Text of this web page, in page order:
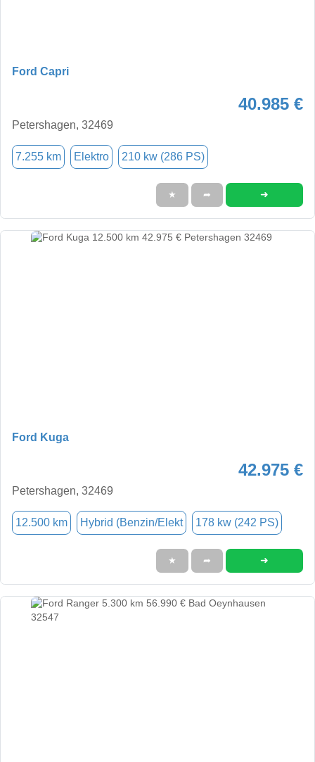
Ford Capri
40.985 €
Petershagen, 32469
7.255 km Elektro 210 kw (286 PS)
★ ➦ ➜
Ford Kuga
42.975 €
Petershagen, 32469
12.500 km Hybrid (Benzin/Elekt 178 kw (242 PS)
★ ➦ ➜